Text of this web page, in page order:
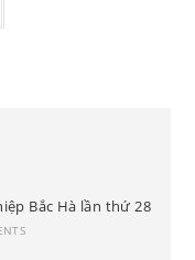
Bắc Hà lần thứ 28